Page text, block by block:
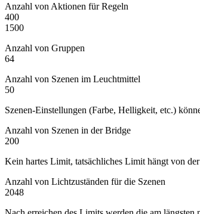
Anzahl von Aktionen für Regeln
400
1500
Anzahl von Gruppen
64
Anzahl von Szenen im Leuchtmittel
50
Szenen-Einstellungen (Farbe, Helligkeit, etc.)
Anzahl von Szenen in der Bridge
200
Kein hartes Limit, tatsächliches Limit hängt von
Anzahl von Lichtzuständen für die Szenen
2048